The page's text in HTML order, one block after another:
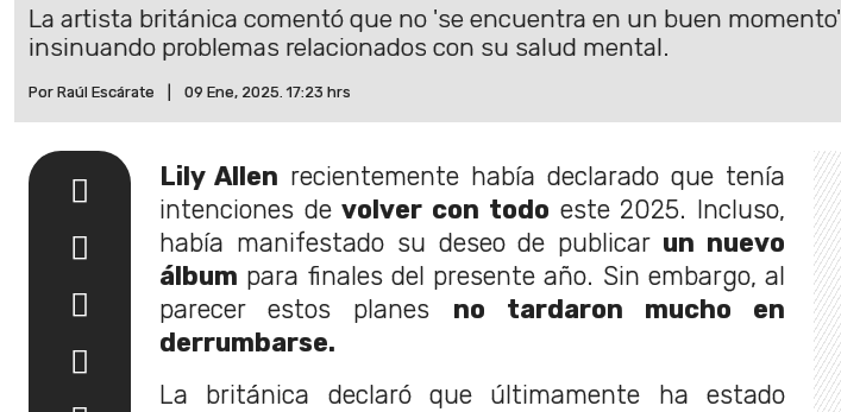
La artista británica comentó que no 'se encuentra en un buen momento'
insinuando problemas relacionados con su salud mental.
Por Raúl Escárate 09 Ene, 2025. 17:23 hrs
Lily Allen recientemente había declarado que tenía
intenciones devolver con todo este 2025. Incluso,
había manifestado su deseo de publicar un nuevo
álbum para finales del presente año. Sin embargo, al
parecer estos planes no tardaron mucho en
derrumbarse.
La británica declaró que últimamente ha estado